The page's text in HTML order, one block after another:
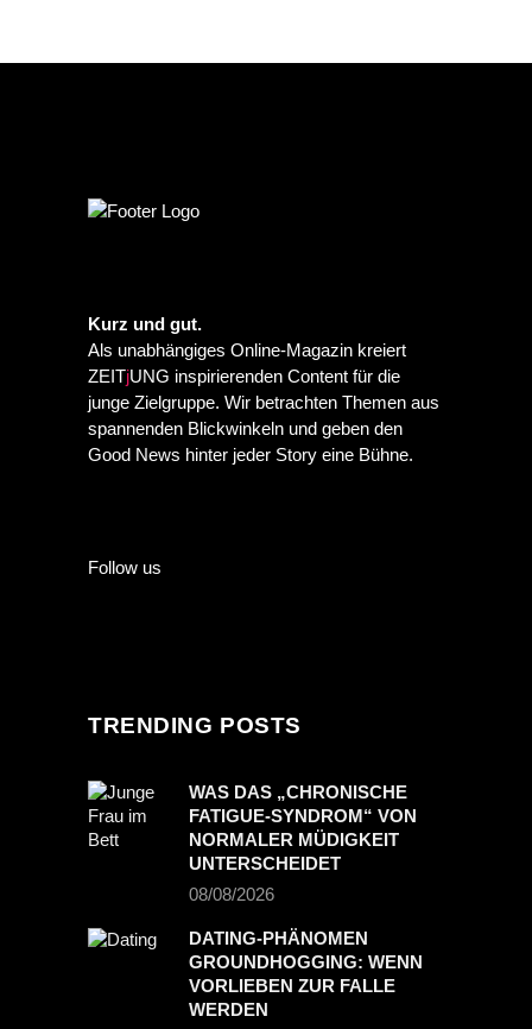
Kurz und gut.
Als unabhängiges Online-Magazin kreiert
ZEITjUNG inspirierenden Content für die
junge Zielgruppe. Wir betrachten Themen aus
spannenden Blickwinkeln und geben den
Good News hinter jeder Story eine Bühne.
Follow us
TRENDING POSTS
WAS DAS „CHRONISCHE
FATIGUE-SYNDROM“ VON
NORMALER MÜDIGKEIT
UNTERSCHEIDET
08/08/2026
DATING-PHÄNOMEN
GROUNDHOGGING: WENN
VORLIEBEN ZUR FALLE
WERDEN